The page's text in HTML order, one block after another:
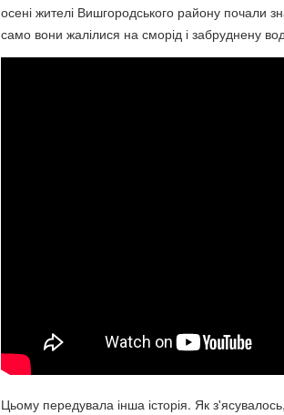
осені жителі Вишгородського району почали
само вони жалілися на сморід і забруднену
Цьому передувала інша історія. Як